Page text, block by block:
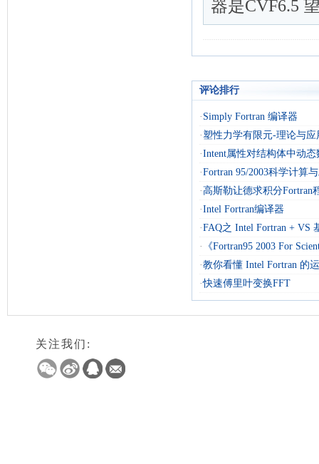
评论排行
· Simply Fortran 编译器
· 塑性力学有限元-理论与应
·Intent属性对结构体中动
·Fortran 95/2003科学计算
·高斯勒让德求积分Fortran
·Intel Fortran编译器
·FAQ之 Intel Fortran + VS
·
《Fortran95 2003 For
·教你看懂 Intel Fortran 的
·快速傅里叶变换FFT
关注我们: